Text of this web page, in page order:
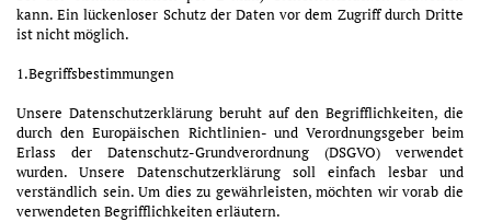
kann. Ein lückenloser Schutz der Daten vor dem Zugriff durch Dritte
ist nicht möglich.
1.Begriffsbestimmungen
Unsere Datenschutzerklärung beruht auf den Begrifflichkeiten, die
durch den Europäischen Richtlinien- und Verordnungsgeber beim
Erlass der Datenschutz-Grundverordnung (DSGVO) verwendet
wurden. Unsere Datenschutzerklärung soll einfach lesbar und
verständlich sein. Um dies zu gewährleisten, möchten wir vorab die
verwendeten Begrifflichkeiten erläutern.